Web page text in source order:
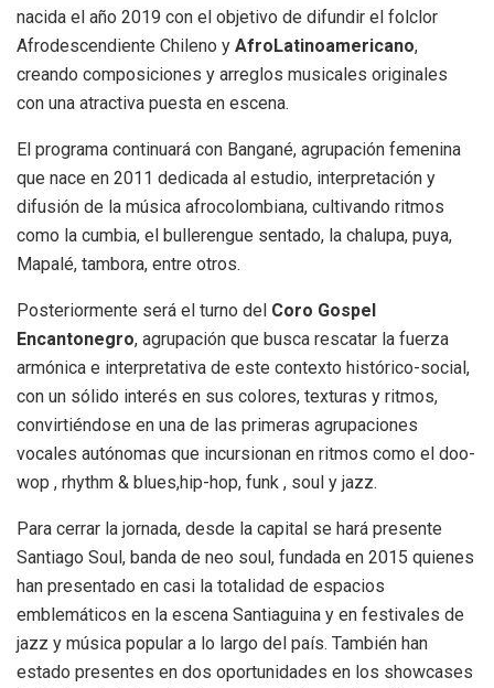
nacida el año 2019 con el objetivo de difundir el folclor
Afrodescendiente Chileno y AfroLatinoamericano,
creando composiciones y arreglos musicales originales
con una atractiva puesta en escena.
El programa continuará con Bangané, agrupación femenina
que nace en 2011 dedicada al estudio, interpretación y
difusión de la música afrocolombiana, cultivando ritmos
como la cumbia, el bullerengue sentado, la chalupa, puya,
Mapalé, tambora, entre otros.
Posteriormente será el turno del Coro Gospel
Encantonegro, agrupación que busca rescatar la fuerza
armónica e interpretativa de este contexto histórico-social,
con un sólido interés en sus colores, texturas y ritmos,
convirtiéndose en una de las primeras agrupaciones
vocales autónomas que incursionan en ritmos como el doo-
wop , rhythm & blues,hip-hop, funk , soul y jazz.
Para cerrar la jornada, desde la capital se hará presente
Santiago Soul, banda de neo soul, fundada en 2015 quienes
han presentado en casi la totalidad de espacios
emblemáticos en la escena Santiaguina y en festivales de
jazz y música popular a lo largo del país. También han
estado presentes en dos oportunidades en los showcases